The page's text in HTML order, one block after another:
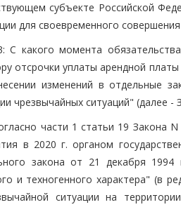
субъекте Российской
для своевременного
С какого момента
отсрочки уплаты арендной
изменений в отдельные
чрезвычайных ситуаций" (далее -
части 1 статьи 19 Закона
в 2020 г. органом
закона от 21 декабря
и техногенного характера" (в
ситуации на